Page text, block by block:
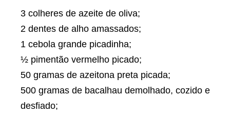
3 colheres de azeite de oliva;
2 dentes de alho amassados;
1 cebola grande picadinha;
½ pimentão vermelho picado;
50 gramas de azeitona preta picada;
500 gramas de bacalhau demolhado, cozido e
desfiado;